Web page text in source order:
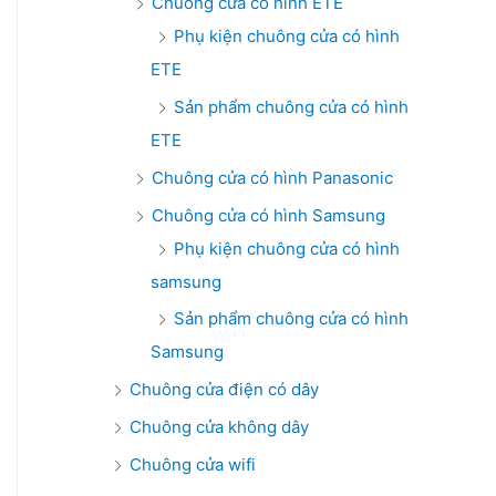
Phụ kiện chuông cửa có hình
ETE
Sản phẩm chuông cửa có hình
ETE
Chuông cửa có hình Panasonic
Chuông cửa có hình Samsung
Phụ kiện chuông cửa có hình
samsung
Sản phẩm chuông cửa có hình
Samsung
Chuông cửa điện có dây
Chuông cửa không dây
Chuông cửa wifi